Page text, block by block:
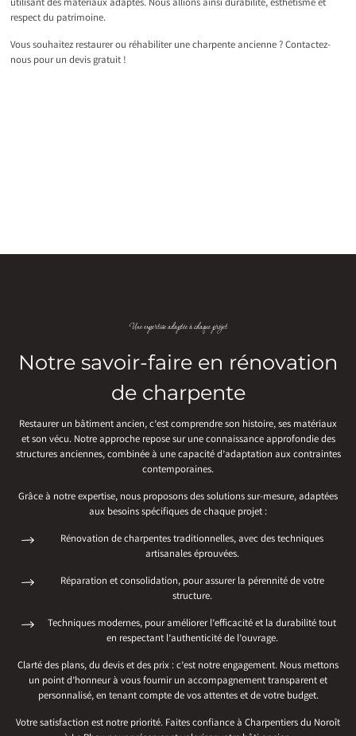
utilisant des matériaux adaptés. Nous allions ainsi durabilité, esthétisme et
respect du patrimoine.
Vous souhaitez restaurer ou réhabiliter une charpente ancienne ? Contactez-
nous pour un devis gratuit !
Une expertise adaptée à chaque projet
Notre savoir-faire en rénovation
de charpente
Restaurer un bâtiment ancien, c’est comprendre son histoire, ses matériaux
et son vécu. Notre approche repose sur une connaissance approfondie des
structures anciennes, combinée à une capacité d’adaptation aux contraintes
contemporaines.
Grâce à notre expertise, nous proposons des solutions sur-mesure, adaptées
aux besoins spécifiques de chaque projet :
Rénovation de charpentes traditionnelles, avec des techniques
artisanales éprouvées.
Réparation et consolidation, pour assurer la pérennité de votre
structure.
Techniques modernes, pour améliorer l’efficacité et la durabilité tout
en respectant l’authenticité de l’ouvrage.
Clarté des plans, du devis et des prix : c’est notre engagement. Nous mettons
un point d’honneur à vous fournir un accompagnement transparent et
personnalisé, en tenant compte de vos attentes et de votre budget.
Votre satisfaction est notre priorité. Faites confiance à Charpentiers du Noroît